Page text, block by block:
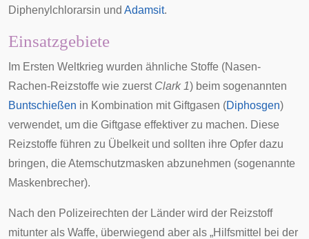
Diphenylchlorarsin und Adamsit.
Einsatzgebiete
Im Ersten Weltkrieg wurden ähnliche Stoffe (Nasen-
Rachen-Reizstoffe wie zuerst Clark 1) beim sogenannten
Buntschießen in Kombination mit Giftgasen (Diphosgen)
verwendet, um die Giftgase effektiver zu machen. Diese
Reizstoffe führen zu Übelkeit und sollten ihre Opfer dazu
bringen, die Atemschutzmasken abzunehmen (sogenannte
Maskenbrecher).
Nach den Polizeirechten der Länder wird der Reizstoff
mitunter als Waffe, überwiegend aber als „Hilfsmittel bei der